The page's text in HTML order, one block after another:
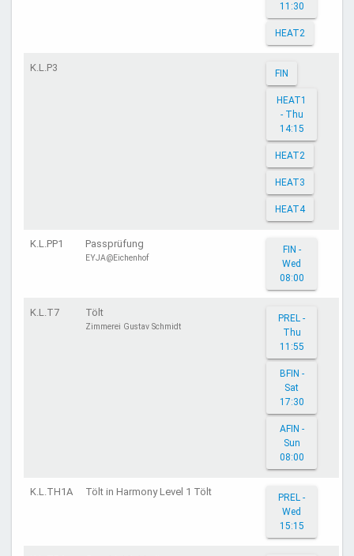
11:30
HEAT2
K.L.P3 FIN
HEAT1
- Thu
14:15
HEAT2
HEAT3
HEAT4
K.L.PP1 Passprüfung
EYJA@Eichenhof
FIN -
Wed
08:00
K.L.T7 Tölt
Zimmerei Gustav Schmidt
PREL -
Thu
11:55
BFIN -
Sat
17:30
AFIN -
Sun
08:00
K.L.TH1A Tölt in Harmony Level 1 Tölt
PREL -
Wed
15:15